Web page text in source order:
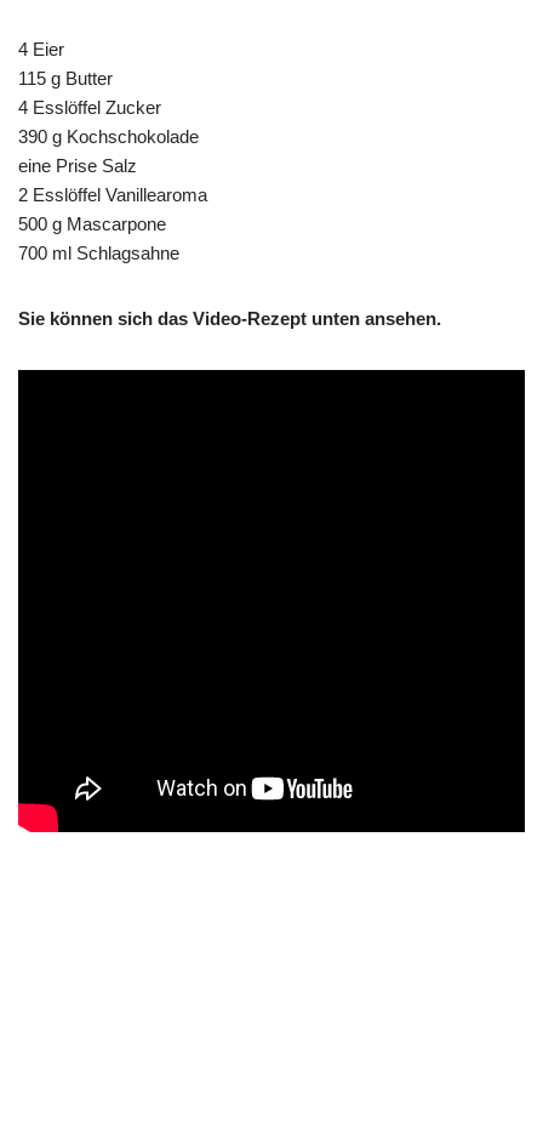
4 Eier
115 g Butter
4 Esslöffel Zucker
390 g Kochschokolade
eine Prise Salz
2 Esslöffel Vanillearoma
500 g Mascarpone
700 ml Schlagsahne
Sie können sich das Video-Rezept unten ansehen.